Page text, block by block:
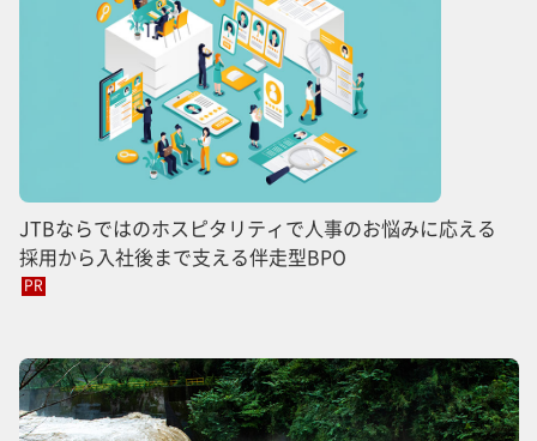
JTBならではのホスピタリティで人事のお悩みに応える
採用から入社後まで支える伴走型BPO
PR